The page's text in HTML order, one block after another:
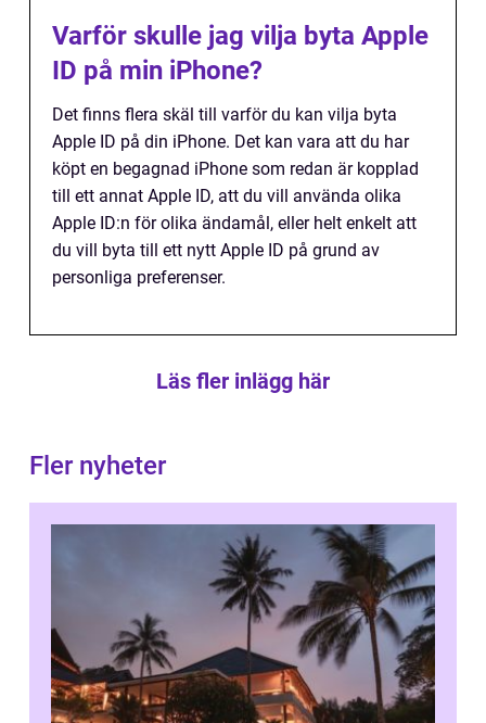
Varför skulle jag vilja byta Apple
ID på min iPhone?
Det finns flera skäl till varför du kan vilja byta
Apple ID på din iPhone. Det kan vara att du har
köpt en begagnad iPhone som redan är kopplad
till ett annat Apple ID, att du vill använda olika
Apple ID:n för olika ändamål, eller helt enkelt att
du vill byta till ett nytt Apple ID på grund av
personliga preferenser.
Läs fler inlägg här
Fler nyheter